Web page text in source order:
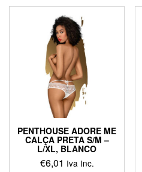
has
multiple
variants.
The
options
may
be
chosen
on
the
product
page
PENTHOUSE ADORE ME
CALÇA PRETA S/M –
L/XL, BLANCO
€6,01 Iva Inc.